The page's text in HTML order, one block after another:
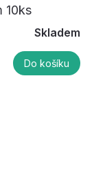
10ks
Skladem
Do košíku